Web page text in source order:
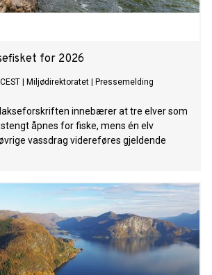
for 2026
Miljødirektoratet Pressemelding
innebærer at tre elver som
åpnes for fiske, mens én elv
vassdrag videreføres gjeldende